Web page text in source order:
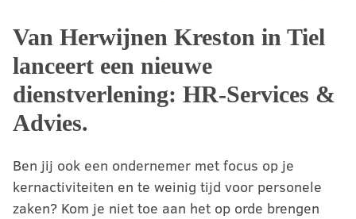
Van Herwijnen Kreston in Tiel
lanceert een nieuwe
dienstverlening: HR-Services &
Advies.
Ben jij ook een ondernemer met focus op je
kernactiviteiten en te weinig tijd voor personele
zaken? Kom je niet toe aan het op orde brengen